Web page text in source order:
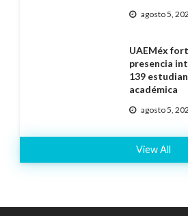
agosto 5,
UAEMéx
presencia
139
académica
agosto 5,
View All